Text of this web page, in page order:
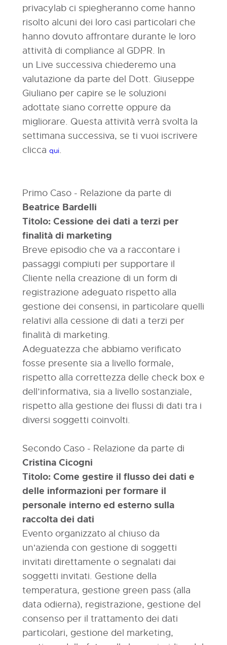
privacylab ci spiegheranno come hanno
risolto alcuni dei loro casi particolari che
hanno dovuto affrontare durante le loro
attività di compliance al GDPR. In
un Live successiva chiederemo una
valutazione da parte del Dott. Giuseppe
Giuliano per capire se le soluzioni
adottate siano corrette oppure da
migliorare. Questa attività verrà svolta la
settimana successiva, se ti vuoi iscrivere
clicca qui.
Primo Caso - Relazione da parte di
Beatrice Bardelli
Titolo: Cessione dei dati a terzi per
finalità di marketing
Breve episodio che va a raccontare i
passaggi compiuti per supportare il
Cliente nella creazione di un form di
registrazione adeguato rispetto alla
gestione dei consensi, in particolare quelli
relativi alla cessione di dati a terzi per
finalità di marketing.
Adeguatezza che abbiamo verificato
fosse presente sia a livello formale,
rispetto alla correttezza delle check box e
dell’informativa, sia a livello sostanziale,
rispetto alla gestione dei flussi di dati tra i
diversi soggetti coinvolti.
Secondo Caso - Relazione da parte di
Cristina Cicogni
Titolo: Come gestire il flusso dei dati e
delle informazioni per formare il
personale interno ed esterno sulla
raccolta dei dati
Evento organizzato al chiuso da
un'azienda con gestione di soggetti
invitati direttamente o segnalati dai
soggetti invitati. Gestione della
temperatura, gestione green pass (alla
data odierna), registrazione, gestione del
consenso per il trattamento dei dati
particolari, gestione del marketing,